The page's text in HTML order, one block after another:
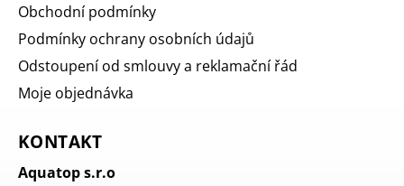
Obchodní podmínky
Podmínky ochrany osobních údajů
Odstoupení od smlouvy a reklamační řád
Moje objednávka
KONTAKT
Aquatop s.r.o